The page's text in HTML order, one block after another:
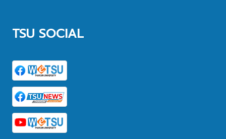
TSU SOCIAL